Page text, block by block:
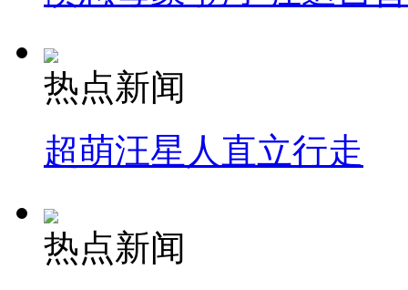
热点新闻
超萌汪星人直立行走
热点新闻